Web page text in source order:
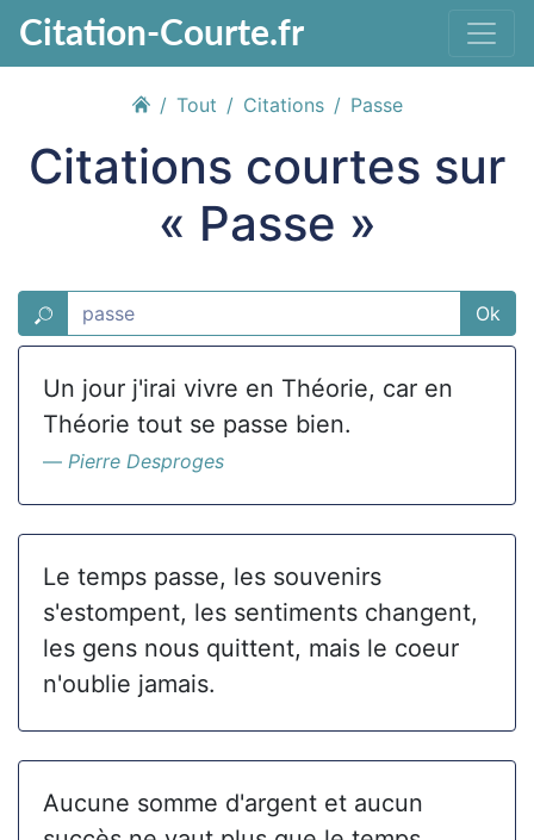
Citation-Courte.fr
Tout Citations Passe
Citations courtes sur
« Passe »
Ok
Un jour j'irai vivre en Théorie, car en
Théorie tout se passe bien.
Pierre Desproges
Le temps passe, les souvenirs
s'estompent, les sentiments changent,
les gens nous quittent, mais le coeur
n'oublie jamais.
Aucune somme d'argent et aucun